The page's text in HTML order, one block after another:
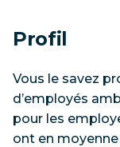
Profil
Vous le savez
d’employés
pour les
ont en